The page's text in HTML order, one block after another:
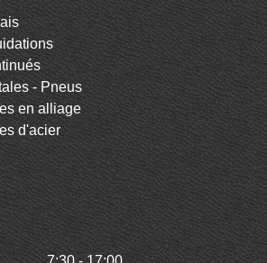
- Pneus
en alliage
d'acier